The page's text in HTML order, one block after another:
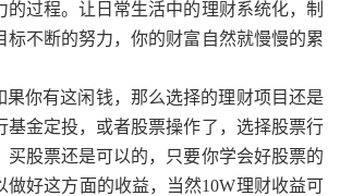
的过程。让日常生活中的理财系统化，制
标不断的努力，你的财富自然就慢慢的累
果你有这闲钱，那么选择的理财项目还是
基金定投，或者股票操作了，选择股票行
买股票还是可以的，只要你学会好股票的
做好这方面的收益，当然10W理财收益可